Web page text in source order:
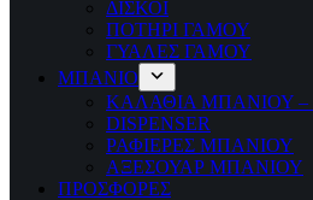
ΔΙΣΚΟΙ
ΠΟΤΗΡΙ ΓΑΜΟΥ
ΓΥΑΛΕΣ ΓΑΜΟΥ
ΜΠΑΝΙΟ
ΚΑΛΑΘΙΑ ΜΠΑΝΙΟΥ –
DISPENSER
ΡΑΦΙΕΡΕΣ ΜΠΑΝΙΟΥ
ΑΞΕΣΟΥΑΡ ΜΠΑΝΙΟΥ
ΠΡΟΣΦΟΡΕΣ